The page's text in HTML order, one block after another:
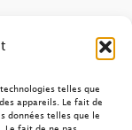
telles que
appareils. Le fait de
données telles que le